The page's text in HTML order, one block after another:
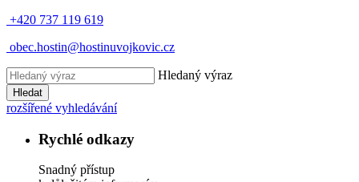
+420 737 119 619
obec.hostin@hostinuvojkovic.cz
Hledaný výraz
Hledat
rozšířené vyhledávání
Rychlé odkazy
Snadný přístup